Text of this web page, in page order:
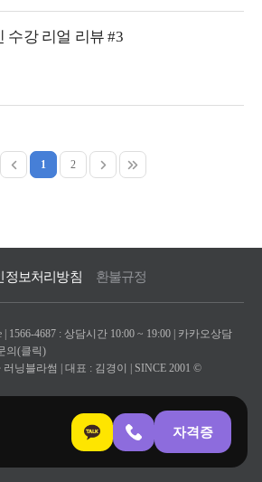
수강 리얼 리뷰 #3
1 2
정보처리방침 환불규정
| 1566-4687 : 상담시간 10:00 ~ 19:00 | 카카오상담
의(클릭)
러닝블라썸 | 대표 : 김경이 | SINCE 2001 ©
통신판매업 : 2022-부산부산진-1136 | 부산 남구
개인정보관리책임자 : 김경이
자격증